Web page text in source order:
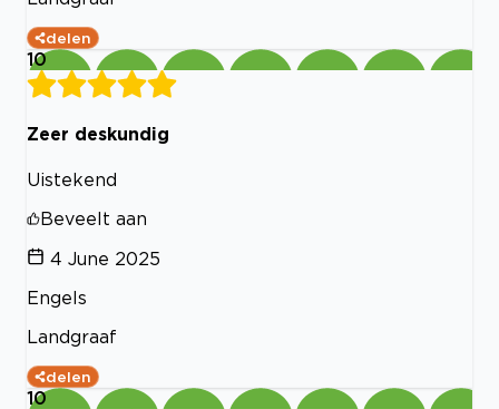
delen
10
Zeer deskundig
Uistekend
Beveelt aan
4 June 2025
Engels
Landgraaf
delen
10